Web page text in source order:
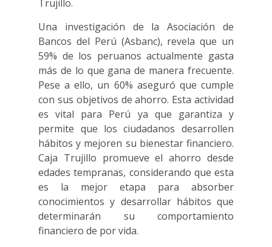
Trujillo.
Una investigación de la Asociación de
Bancos del Perú (Asbanc), revela que un
59% de los peruanos actualmente gasta
más de lo que gana de manera frecuente.
Pese a ello, un 60% aseguró que cumple
con sus objetivos de ahorro. Esta actividad
es vital para Perú ya que garantiza y
permite que los ciudadanos desarrollen
hábitos y mejoren su bienestar financiero.
Caja Trujillo promueve el ahorro desde
edades tempranas, considerando que esta
es la mejor etapa para absorber
conocimientos y desarrollar hábitos que
determinarán su comportamiento
financiero de por vida.